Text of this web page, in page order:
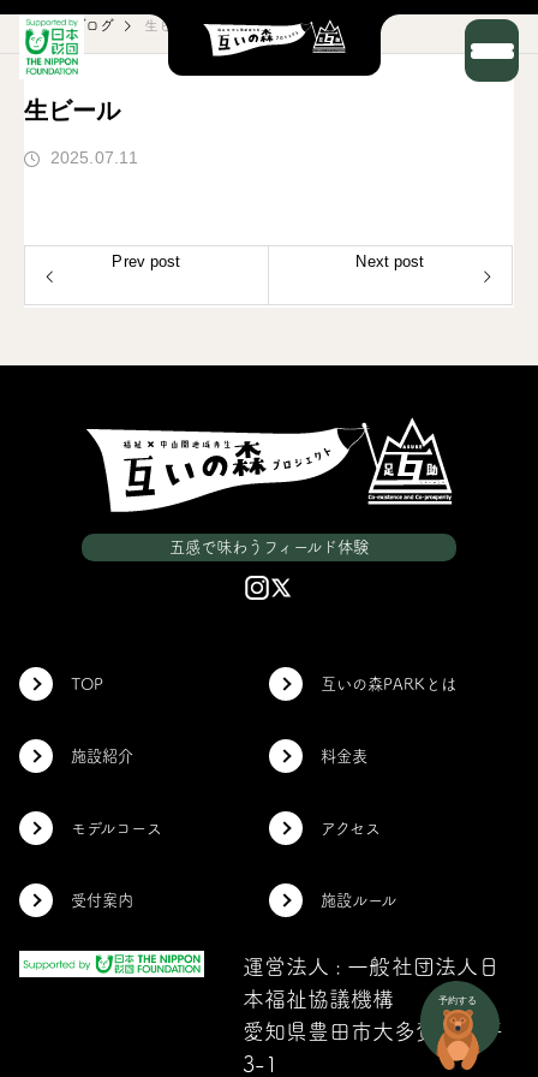
ブログ 生ビール
生ビール
2025.07.11
Prev post Next post
五感で味わうフィールド体験
運営法人 : 一般社団法人日
本福祉協議機構
愛知県豊田市大多賀町下平
3-1
TOP 互いの森PARKとは
施設紹介 料金表
モデルコース アクセス
受付案内 施設ルール